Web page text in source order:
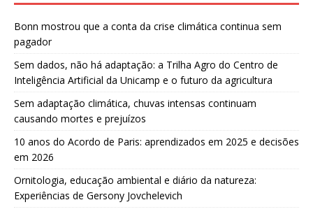
Bonn mostrou que a conta da crise climática continua sem
pagador
Sem dados, não há adaptação: a Trilha Agro do Centro de
Inteligência Artificial da Unicamp e o futuro da agricultura
Sem adaptação climática, chuvas intensas continuam
causando mortes e prejuízos
10 anos do Acordo de Paris: aprendizados em 2025 e decisões
em 2026
Ornitologia, educação ambiental e diário da natureza:
Experiências de Gersony Jovchelevich